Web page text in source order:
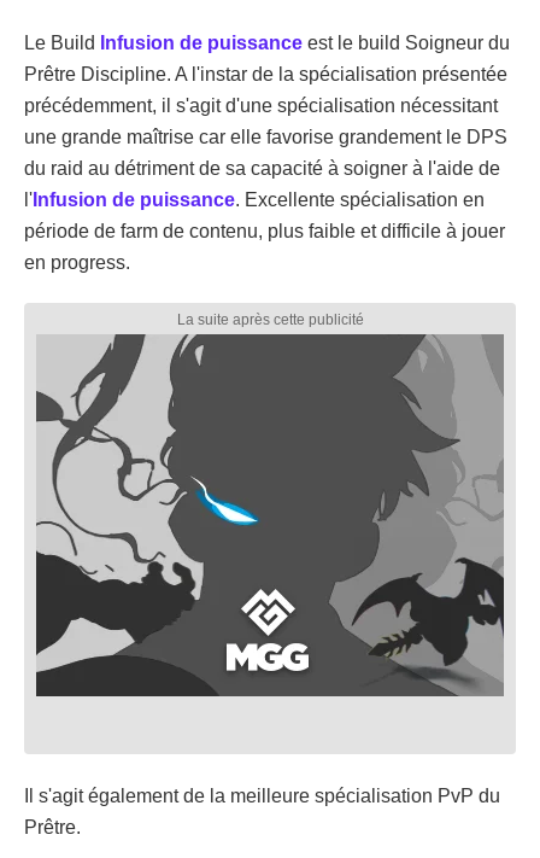
Le Build Infusion de puissance est le build Soigneur du
Prêtre Discipline. A l'instar de la spécialisation présentée
précédemment, il s'agit d'une spécialisation nécessitant
une grande maîtrise car elle favorise grandement le DPS
du raid au détriment de sa capacité à soigner à l'aide de
l' Infusion de puissance. Excellente spécialisation en
période de farm de contenu, plus faible et difficile à jouer
en progress.
Il s'agit également de la meilleure spécialisation PvP du
Prêtre.